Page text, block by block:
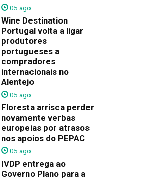
05 ago
Wine Destination
Portugal volta a ligar
produtores
portugueses a
compradores
internacionais no
Alentejo
05 ago
Floresta arrisca perder
novamente verbas
europeias por atrasos
nos apoios do PEPAC
05 ago
IVDP entrega ao
Governo Plano para a